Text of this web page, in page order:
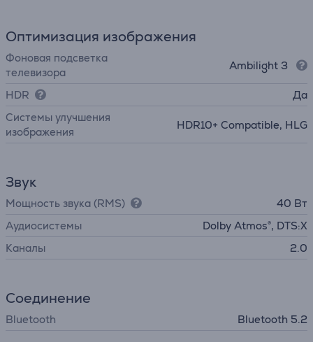
Оптимизация изображения
Фоновая подсветка
телевизора
Ambilight 3
HDR
Да
Системы улучшения
изображения
HDR10+ Compatible, HLG
Звук
Мощность звука (RMS)
40 Вт
Аудиосистемы
Dolby Atmos®, DTS:X
Каналы
2.0
Соединение
Bluetooth Bluetooth 5.2